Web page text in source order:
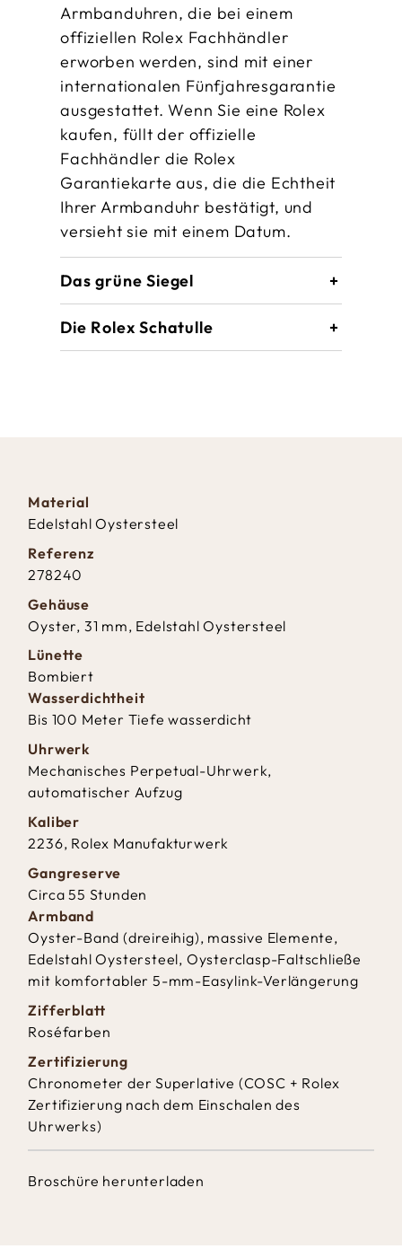
Armbanduhren, die bei einem
offiziellen Rolex Fachhändler
erworben werden, sind mit einer
internationalen Fünfjahres­garantie
ausgestattet. Wenn Sie eine Rolex
kaufen, füllt der offizielle
Fachhändler die Rolex
Garantiekarte aus, die die Echtheit
Ihrer Armbanduhr bestätigt, und
versieht sie mit einem Datum.
Das grüne Siegel
Die Rolex Schatulle
Material
Edelstahl Oystersteel
Referenz
278240
Gehäuse
Oyster, 31 mm, Edelstahl Oystersteel
Lünette
Bombiert
Wasserdichtheit
Bis 100 Meter Tiefe wasserdicht
Uhrwerk
Mechanisches Perpetual-Uhrwerk,
automatischer Aufzug
Kaliber
2236, Rolex Manufakturwerk
Gangreserve
Circa 55 Stunden
Armband
Oyster-Band (dreireihig), massive Elemente,
Edelstahl Oystersteel, Oysterclasp-Faltschließe
mit komfortabler 5-mm-Easylink-Verlängerung
Zifferblatt
Roséfarben
Zertifizierung
Chronometer der Superlative (COSC + Rolex
Zertifizierung nach dem Einschalen des
Uhrwerks)
Broschüre herunterladen